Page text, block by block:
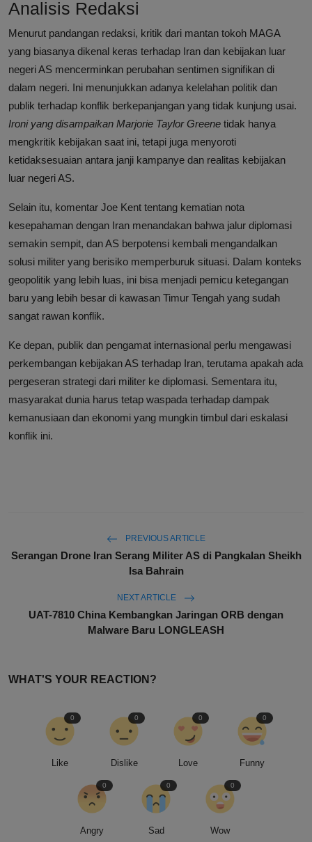
Analisis Redaksi
Menurut pandangan redaksi, kritik dari mantan tokoh MAGA
yang biasanya dikenal keras terhadap Iran dan kebijakan luar
negeri AS mencerminkan perubahan sentimen signifikan di
dalam negeri. Ini menunjukkan adanya kelelahan politik dan
publik terhadap konflik berkepanjangan yang tidak kunjung usai.
Ironi yang disampaikan Marjorie Taylor Greene tidak hanya
mengkritik kebijakan saat ini, tetapi juga menyoroti
ketidaksesuaian antara janji kampanye dan realitas kebijakan
luar negeri AS.
Selain itu, komentar Joe Kent tentang kematian nota
kesepahaman dengan Iran menandakan bahwa jalur diplomasi
semakin sempit, dan AS berpotensi kembali mengandalkan
solusi militer yang berisiko memperburuk situasi. Dalam konteks
geopolitik yang lebih luas, ini bisa menjadi pemicu ketegangan
baru yang lebih besar di kawasan Timur Tengah yang sudah
sangat rawan konflik.
Ke depan, publik dan pengamat internasional perlu mengawasi
perkembangan kebijakan AS terhadap Iran, terutama apakah ada
pergeseran strategi dari militer ke diplomasi. Sementara itu,
masyarakat dunia harus tetap waspada terhadap dampak
kemanusiaan dan ekonomi yang mungkin timbul dari eskalasi
konflik ini.
PREVIOUS ARTICLE
Serangan Drone Iran Serang Militer AS di Pangkalan Sheikh
Isa Bahrain
NEXT ARTICLE
UAT-7810 China Kembangkan Jaringan ORB dengan
Malware Baru LONGLEASH
WHAT'S YOUR REACTION?
Like
0
Dislike
0
Love
0
Funny
0
Angry
0
Sad
0
Wow
0